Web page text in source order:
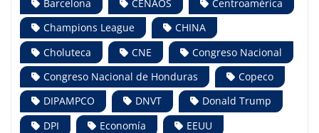
Barcelona CENAOS
Centroamérica
Champions League
CHINA
Choluteca
CNE
Congreso Nacional
Congreso Nacional de Honduras
Copeco
DIPAMPCO
DNVT
Donald Trump
DPI
Economía
EEUU